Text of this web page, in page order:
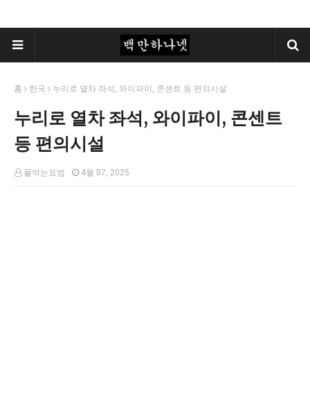
홈 한국 누리로 열차 좌석, 와이파이, 콘센트 등 편의시설
누리로 열차 좌석, 와이파이, 콘센트
등 편의시설
풀먹는표범 4월 07, 2025